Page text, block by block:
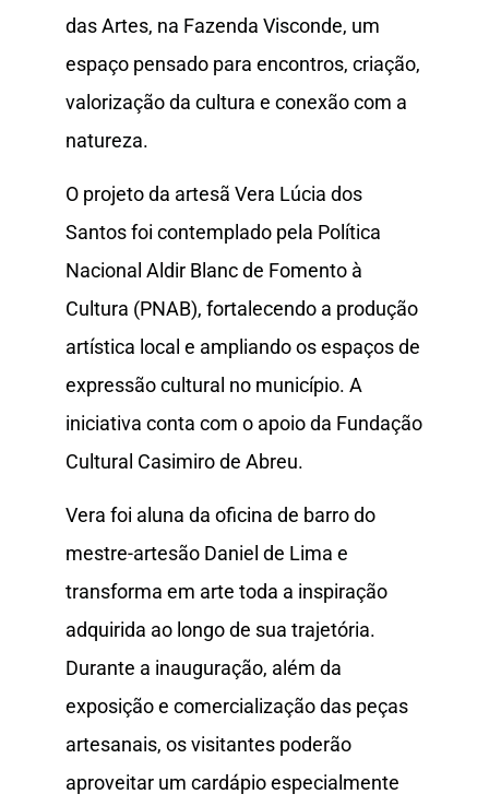
das Artes, na Fazenda Visconde, um
espaço pensado para encontros, criação,
valorização da cultura e conexão com a
natureza.
O projeto da artesã Vera Lúcia dos
Santos foi contemplado pela Política
Nacional Aldir Blanc de Fomento à
Cultura (PNAB), fortalecendo a produção
artística local e ampliando os espaços de
expressão cultural no município. A
iniciativa conta com o apoio da Fundação
Cultural Casimiro de Abreu.
Vera foi aluna da oficina de barro do
mestre-artesão Daniel de Lima e
transforma em arte toda a inspiração
adquirida ao longo de sua trajetória.
Durante a inauguração, além da
exposição e comercialização das peças
artesanais, os visitantes poderão
aproveitar um cardápio especialmente